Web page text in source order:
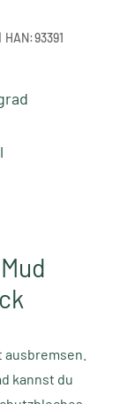
| HAN:93391
kannst du